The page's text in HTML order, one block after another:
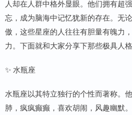
人却在人群中格外显眼。他们拥有超
忘，成为脑海中记忆犹新的存在。无
傲，这些星座的人往往有胆量有魄力
力。下面就和大家分享下那些极具人格
✨ 水瓶座
水瓶座以其特立独行的个性而著称。
肺，疯疯癫癫，喜欢胡闹，风趣幽默